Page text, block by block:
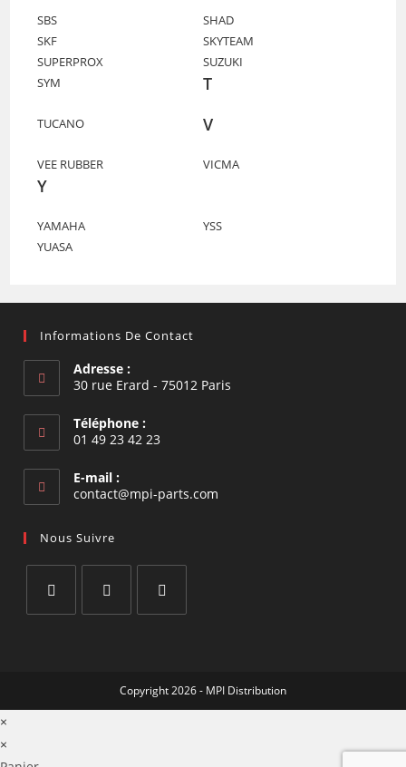
SBS
SHAD
SKF
SKYTEAM
SUPERPROX
SUZUKI
SYM
T
TUCANO V
VEE RUBBER VICMA
Y
YAMAHA
YSS
YUASA
Informations De Contact
Adresse :
30 rue Erard - 75012 Paris
Téléphone :
01 49 23 42 23
E-mail :
contact@mpi-parts.com
Nous Suivre
onglet
nouvel
onglet
nouvel
onglet
Copyright 2026 - MPI Distribution
×
×